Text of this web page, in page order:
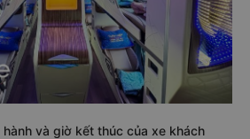
và giờ kết thúc của xe khách